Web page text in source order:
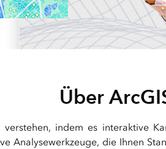
Alle
Über
indem es interaktive
Analysewerkzeuge, die Ihnen